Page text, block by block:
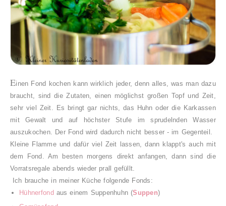
Einen Fond kochen kann wirklich jeder, denn alles, was man dazu
braucht, sind die Zutaten, einen möglichst großen Topf und Zeit,
sehr viel Zeit. Es bringt gar nichts, das Huhn oder die Karkassen
mit Gewalt und auf höchster Stufe im sprudelnden Wasser
auszukochen. Der Fond wird dadurch nicht besser - im Gegenteil.
Kleine Flamme und dafür viel Zeit lassen, dann klappt's auch mit
dem Fond. Am besten morgens direkt anfangen, dann sind die
Vorratsregale abends wieder prall gefüllt.
Ich brauche in meiner Küche folgende Fonds:
Hühnerfond aus einem Suppenhuhn (Suppen)